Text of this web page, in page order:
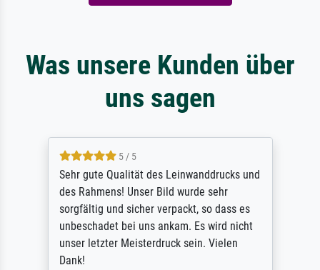
Was unsere Kunden über
uns sagen
5 / 5
Sehr gute Qualität des Leinwanddrucks und
des Rahmens! Unser Bild wurde sehr
sorgfältig und sicher verpackt, so dass es
unbeschadet bei uns ankam. Es wird nicht
unser letzter Meisterdruck sein. Vielen
Dank!